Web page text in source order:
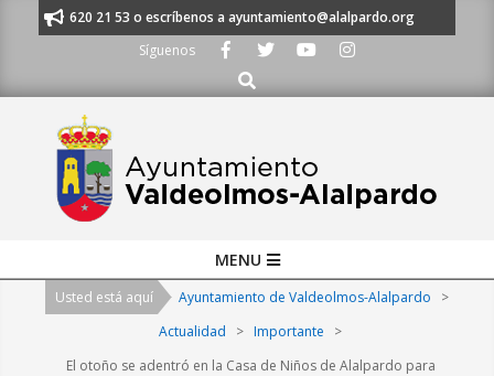
al 91 620 21 53 o escríbenos a ayuntamiento@alalpardo.org
Síguenos
Buscar
Navigation
MENU
Usted está aquí Ayuntamiento de Valdeolmos-Alalpardo
>
Actualidad
> Importante
>
El otoño se adentró en la Casa de Niños de Alalpardo para